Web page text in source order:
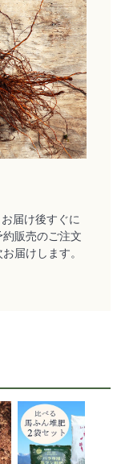
届け後すぐに
販売のご注文
届けします。